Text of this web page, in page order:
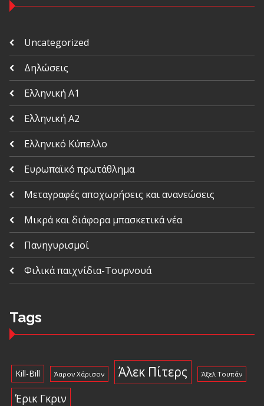
Uncategorized
Δηλώσεις
Ελληνική Α1
Ελληνική Α2
Ελληνικό Κύπελλο
Ευρωπαϊκό πρωτάθλημα
Μεταγραφές αποχωρήσεις και ανανεώσεις
Μικρά και διάφορα μπασκετικά νέα
Πανηγυρισμοί
Φιλικά παιχνίδια-Τουρνουά
Tags
Kill-Bill Άαρον Χάρισον Άλεκ Πίτερς Άξελ Τουπάν
Έρικ Γκριν